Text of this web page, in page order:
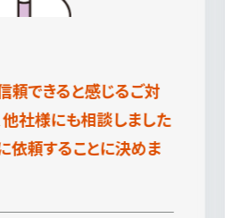
ムでの連絡してもらい
ました。
。こちらの気持を考えて下さ